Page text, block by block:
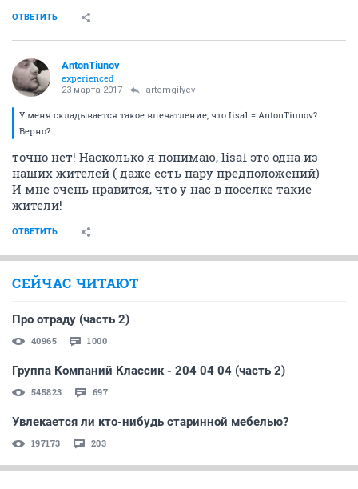
ОТВЕТИТЬ
AntonTiunov
experienced
23 марта 2017 artemgilyev
У меня складывается такое впечатление, что Iisa1 = AntonTiunov?
Верно?
точно нет! Насколько я понимаю, lisa1 это одна из
наших жителей ( даже есть пару предположений)
И мне очень нравится, что у нас в поселке такие
жители!
ОТВЕТИТЬ
СЕЙЧАС ЧИТАЮТ
Про отраду (часть 2)
40965 1000
Группа Компаний Классик - 204 04 04 (часть 2)
545823 697
Увлекается ли кто-нибудь старинной мебелью?
197173 203